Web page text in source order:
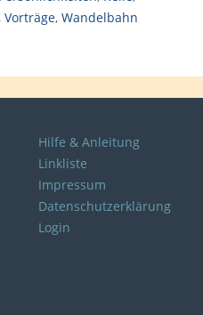
Vorträge, Wandelbahn
Hilfe & Anleitung
Linkliste
Impressum
Datenschutzerklärung
Login